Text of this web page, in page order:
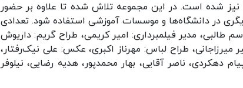
شده است. در این مجموعه تلاش شده تا علاوه بر حضور
در دانشگاه‌ها و موسسات آموزشی استفاده شود. تعدادی
طالبی، مدیر فیلمبرداری: امیر کریمی، طراح گریم: داریوش
شهبازی٬ طراح صحنه: جهانگیر میرزاجانی، طراح لباس: مهرناز اکبری، عکس: علی نیک‌رفتار،
دهکردی، ناصر آقایی، بهار محمدپور، هدیه رضایی، نیلوفر